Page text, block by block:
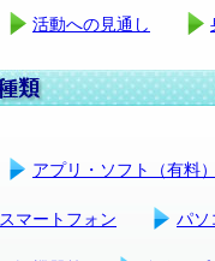
活動への見通し
アプリ・ソフト（有料）
スマートフォン パソ